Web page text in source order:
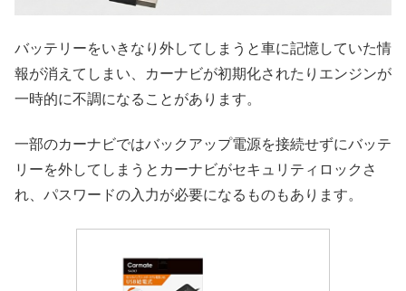
バッテリーをいきなり外してしまうと車に記憶していた情
報が消えてしまい、カーナビが初期化されたりエンジンが
一時的に不調になることがあります。
一部のカーナビではバックアップ電源を接続せずにバッテ
リーを外してしまうとカーナビがセキュリティロックさ
れ、パスワードの入力が必要になるものもあります。